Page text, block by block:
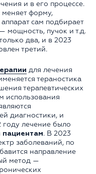
и в его процессе.
форму,
сам подбирает
мощность, пучок и т.д.
два, и в 2023
третий.
для лечения
тераностика
терапевтических
использования
диагностики, и
году лечение было
пациентам. В 2023
заболеваний, по
направление
метод —